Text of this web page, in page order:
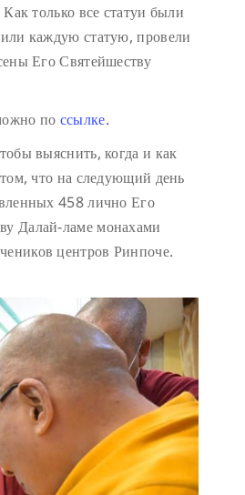
только все статуи были
каждую статую, провели
Его Святейшеству
по ссылке.
выяснить, когда и как
что на следующий день
458 лично Его
Далай-ламе монахами
центров Ринпоче.